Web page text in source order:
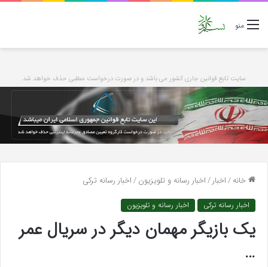
منو
سایت تابع قوانین جاری کشور می باشد و در صورت درخواست مطلبی حذف خواهد شد
خانه/اخبار/اخبار رسانه و تلویزیون/اخبار رسانه ترکی
اخبار رسانه ترکی اخبار رسانه و تلویزیون
یک بازیگر مهمان دیگر در سریال عمر
…